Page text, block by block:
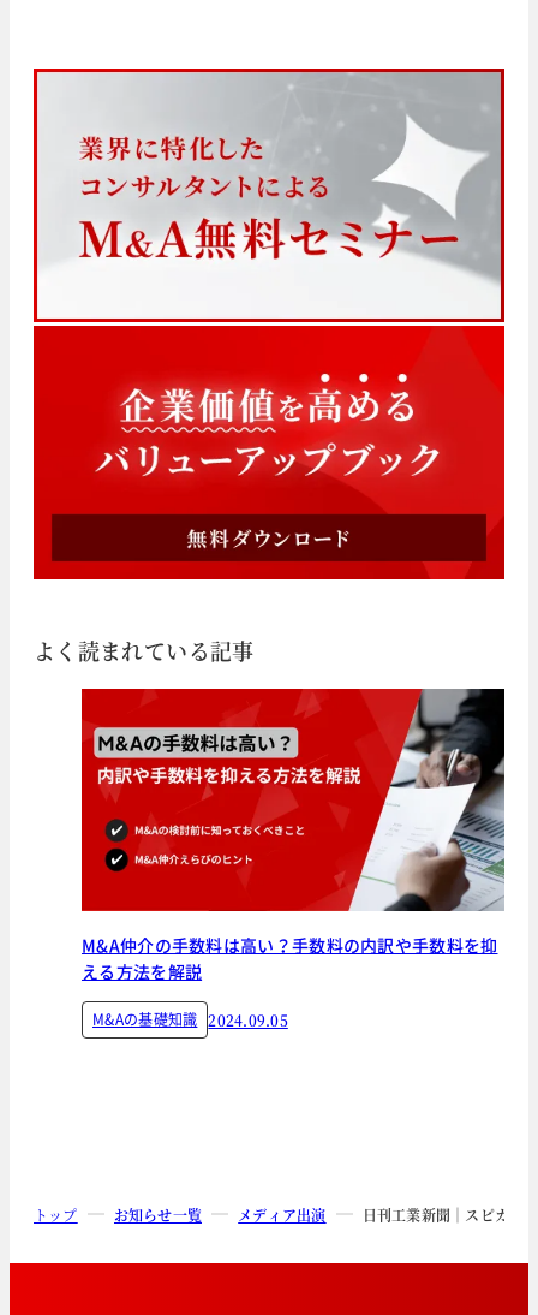
よく読まれている記事
M&A仲介の手数料は高い？手数料の内訳や手数料を抑
える方法を解説
M&Aの基礎知識 2024.09.05
トップ お知らせ一覧 メディア出演 日刊工業新聞｜スピカ